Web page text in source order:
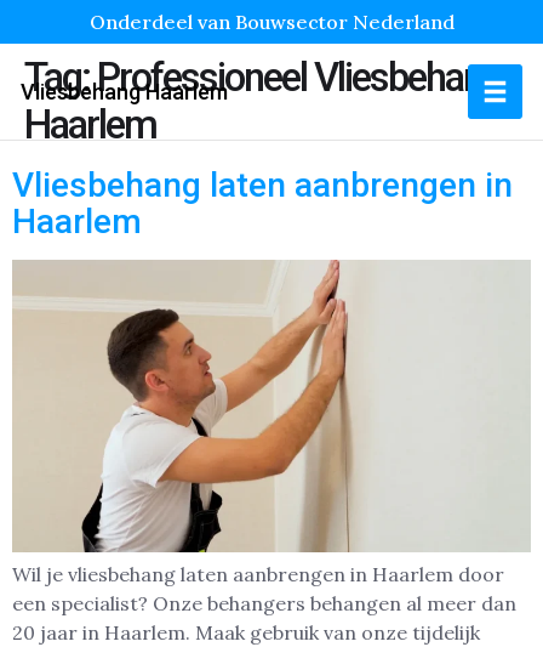
Onderdeel van Bouwsector Nederland
Vliesbehang Haarlem
Tag:Professioneel Vliesbehang
Haarlem
Vliesbehang laten aanbrengen in
Haarlem
Wil je vliesbehang laten aanbrengen in Haarlem door
een specialist? Onze behangers behangen al meer dan
20 jaar in Haarlem. Maak gebruik van onze tijdelijk